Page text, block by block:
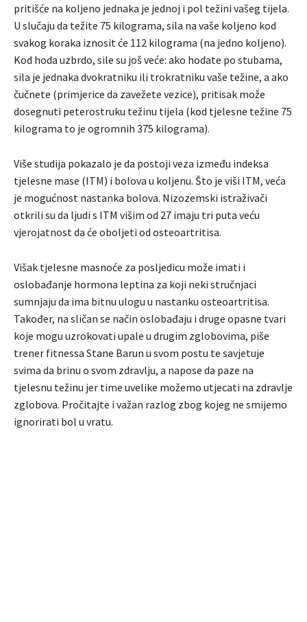
pritišće na koljeno jednaka je jednoj i pol težini vašeg tijela.
U slučaju da težite 75 kilograma, sila na vaše koljeno kod
svakog koraka iznosit će 112 kilograma (na jedno koljeno).
Kod hoda uzbrdo, sile su još veće: ako hodate po stubama,
sila je jednaka dvokratniku ili trokratniku vaše težine, a ako
čučnete (primjerice da zavežete vezice), pritisak može
dosegnuti peterostruku težinu tijela (kod tjelesne težine 75
kilograma to je ogromnih 375 kilograma).
Više studija pokazalo je da postoji veza između indeksa
tjelesne mase (ITM) i bolova u koljenu. Što je viši ITM, veća
je mogućnost nastanka bolova. Nizozemski istraživači
otkrili su da ljudi s ITM višim od 27 imaju tri puta veću
vjerojatnost da će oboljeti od osteoartritisa.
Višak tjelesne masnoće za posljedicu može imati i
oslobađanje hormona leptina za koji neki stručnjaci
sumnjaju da ima bitnu ulogu u nastanku osteoartritisa.
Također, na sličan se način oslobađaju i druge opasne tvari
koje mogu uzrokovati upale u drugim zglobovima, piše
trener fitnessa Stane Barun u svom postu te savjetuje
svima da brinu o svom zdravlju, a napose da paze na
tjelesnu težinu jer time uvelike možemo utjecati na zdravlje
zglobova. Pročitajte i važan razlog zbog kojeg ne smijemo
ignorirati bol u vratu.